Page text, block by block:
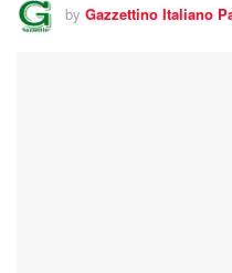
by Gazzettino Italiano